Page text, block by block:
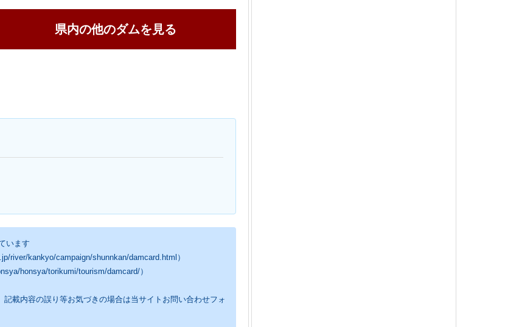
県内の他のダムを見る
います
river/kankyo/campaign/shunnkan/damcard.html）
honsya/torikumi/tourism/damcard/）
載内容の誤り等お気づきの場合は当サイトお問い合わせフォ